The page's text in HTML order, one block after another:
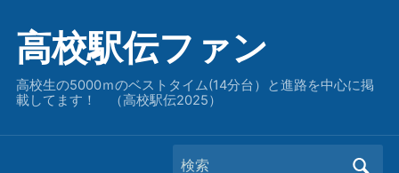
高校駅伝ファン
高校生の5000ｍのベストタイム(14分台）と進路を中心に掲
載してます！ （高校駅伝2025）
Search